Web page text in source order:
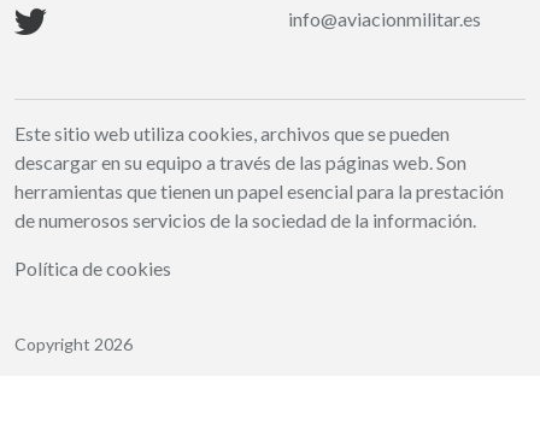
info@aviacionmilitar.es
Este sitio web utiliza cookies, archivos que se pueden
descargar en su equipo a través de las páginas web. Son
herramientas que tienen un papel esencial para la prestación
de numerosos servicios de la sociedad de la información.
Política de cookies
Copyright 2026